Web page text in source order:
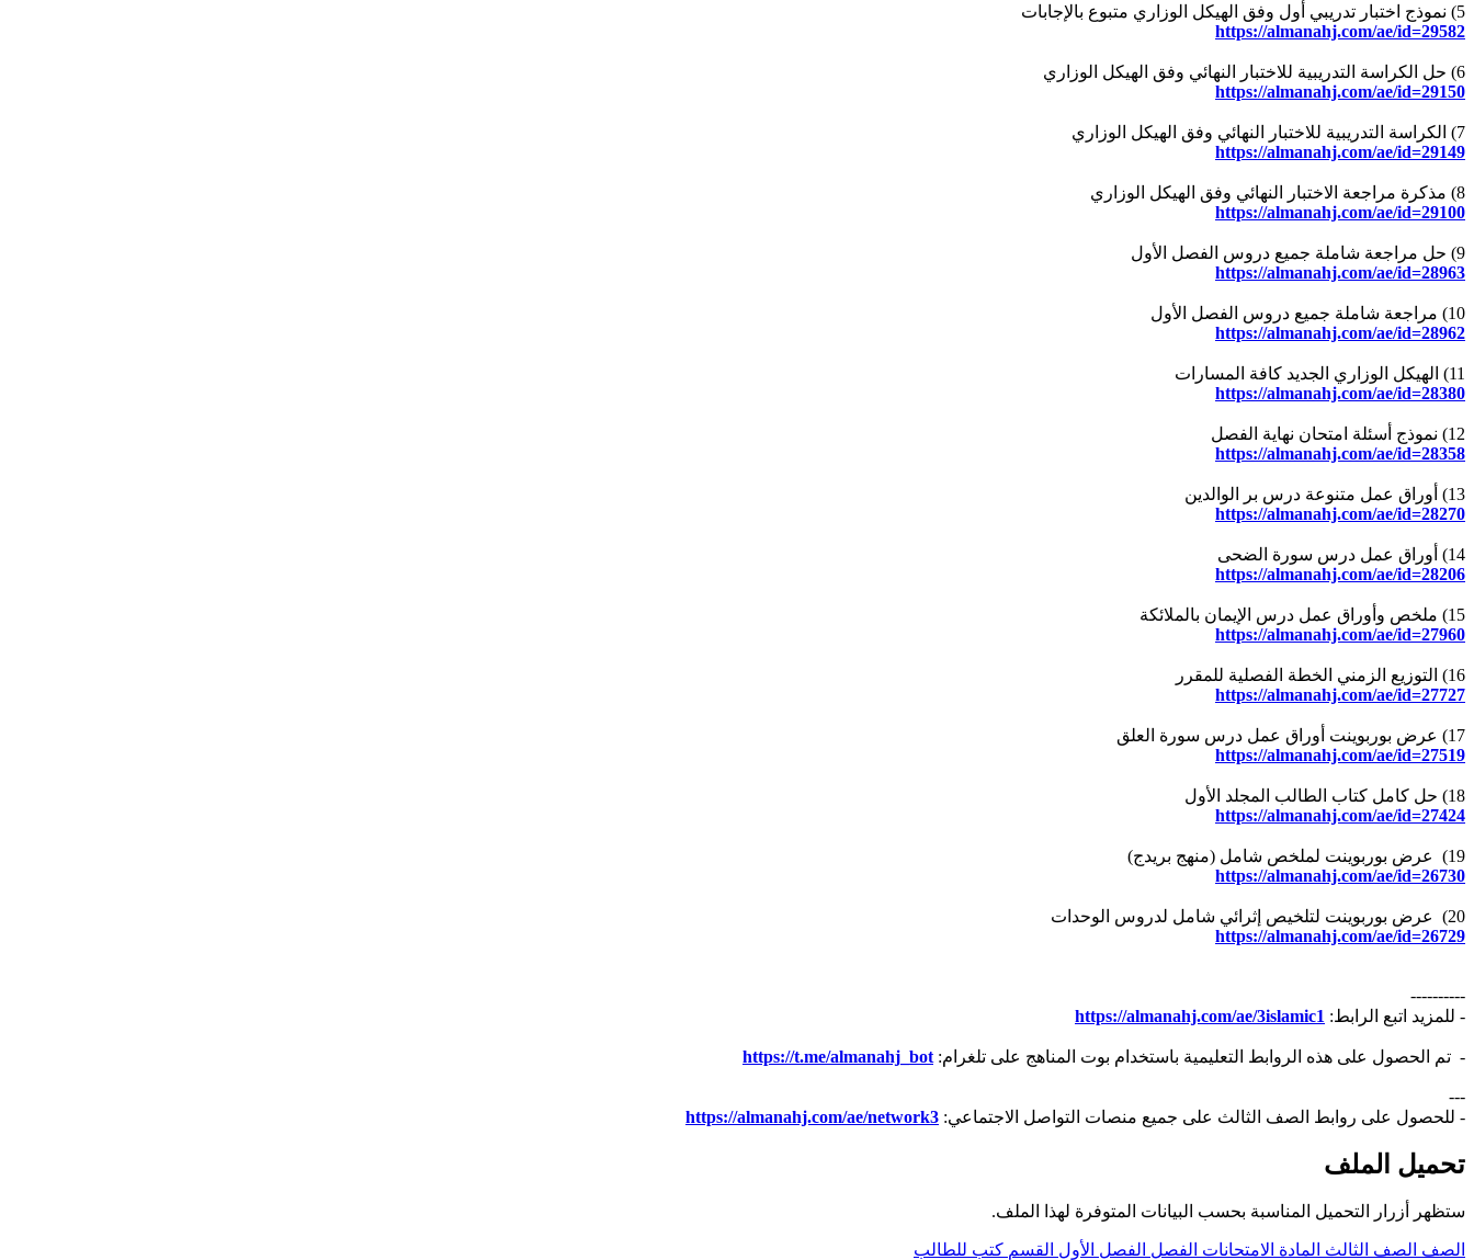
5) نموذج اختبار تدريبي أول وفق الهيكل الوزاري متبوع بالإجابات
https://almanahj.com/ae/id=29582
6) حل الكراسة التدريبية للاختبار النهائي وفق الهيكل الوزاري
https://almanahj.com/ae/id=29150
7) الكراسة التدريبية للاختبار النهائي وفق الهيكل الوزاري
https://almanahj.com/ae/id=29149
8) مذكرة مراجعة الاختبار النهائي وفق الهيكل الوزاري
https://almanahj.com/ae/id=29100
9) حل مراجعة شاملة جميع دروس الفصل الأول
https://almanahj.com/ae/id=28963
10) مراجعة شاملة جميع دروس الفصل الأول
https://almanahj.com/ae/id=28962
11) الهيكل الوزاري الجديد كافة المسارات
https://almanahj.com/ae/id=28380
12) نموذج أسئلة امتحان نهاية الفصل
https://almanahj.com/ae/id=28358
13) أوراق عمل متنوعة درس بر الوالدين
https://almanahj.com/ae/id=28270
14) أوراق عمل درس سورة الضحى
https://almanahj.com/ae/id=28206
15) ملخص وأوراق عمل درس الإيمان بالملائكة
https://almanahj.com/ae/id=27960
16) التوزيع الزمني الخطة الفصلية للمقرر
https://almanahj.com/ae/id=27727
17) عرض بوربوينت أوراق عمل درس سورة العلق
https://almanahj.com/ae/id=27519
18) حل كامل كتاب الطالب المجلد الأول
https://almanahj.com/ae/id=27424
19) عرض بوربوينت لملخص شامل (منهج بريدج)
https://almanahj.com/ae/id=26730
20) عرض بوربوينت لتلخيص إثرائي شامل لدروس الوحدات
https://almanahj.com/ae/id=26729
----------
- للمزيد اتبع الرابط: https://almanahj.com/ae/3islamic1
- تم الحصول على هذه الروابط التعليمية باستخدام بوت المناهج على تلغرام: https://t.me/almanahj_bot
---
- للحصول على روابط الصف الثالث على جميع منصات التواصل الاجتماعي: https://almanahj.com/ae/network3
تحميل الملف
ستظهر أزرار التحميل المناسبة بحسب البيانات المتوفرة لهذا الملف.
الصف الصف الثالث المادة الامتحانات الفصل الفصل الأول القسم كتب للطالب